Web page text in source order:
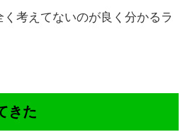
考えてないのが良く分かるラ
きた